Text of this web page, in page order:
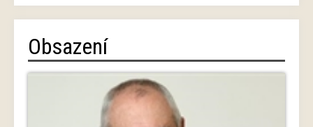
Obsazení